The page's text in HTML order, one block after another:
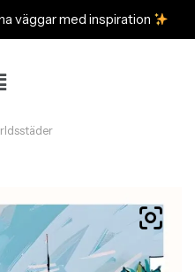
väggar med inspiration